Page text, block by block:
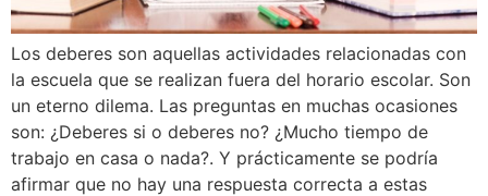
Los deberes son aquellas actividades relacionadas con
la escuela que se realizan fuera del horario escolar. Son
un eterno dilema. Las preguntas en muchas ocasiones
son: ¿Deberes si o deberes no? ¿Mucho tiempo de
trabajo en casa o nada?. Y prácticamente se podría
afirmar que no hay una respuesta correcta a estas